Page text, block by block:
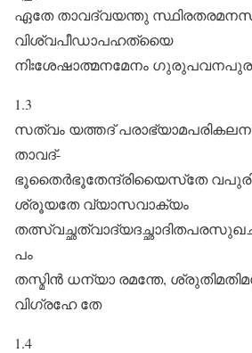
ഏതേ താവദ്വയന്തു
വിശ്വപീഡാപഹത്യൈ
നിഃശേഷാത്മനമേനം
1.3
സത്വം യത്തദ്
താവദ്-
ഭൂതൈർഭൂതേന്ദ്രിയൈസ്‌തേ
ശ്രൂയതേ വ്യാസവാക്യം
പം
തസ്മിൻ ധന്യാ രമന്തേ,
വിഗ്രഹേ തേ
1.4